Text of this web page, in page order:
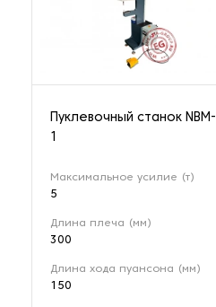
Пуклевочный станок NBM-
1
Максимальное усилие (т)
5
Длина плеча (мм)
300
Длина хода пуансона (мм)
150